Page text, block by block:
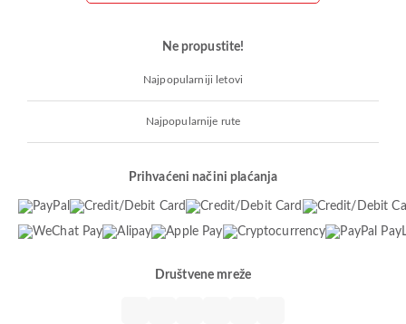
Ne propustite!
Najpopularniji letovi
Najpopularnije rute
Prihvaćeni načini plaćanja
Društvene mreže